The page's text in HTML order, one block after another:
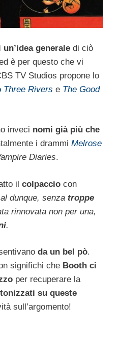
generale di ciò
è per questo che vi
TV Studios propone lo
Three Rivers e The Good
inveci nomi già più che
i drammi Melrose
Diaries.
il colpaccio con
dunque, senza troppe
rinnovata non per una,
.
da un bel pò.
significhi che Booth ci
per recuperare la
su queste
sull’argomento!